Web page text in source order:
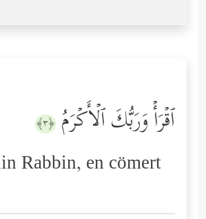
ٱقۡرَأۡ وَرَبُّكَ ٱلۡأَكۡرَمُ ﴿٣﴾
Rabbin, en cömert